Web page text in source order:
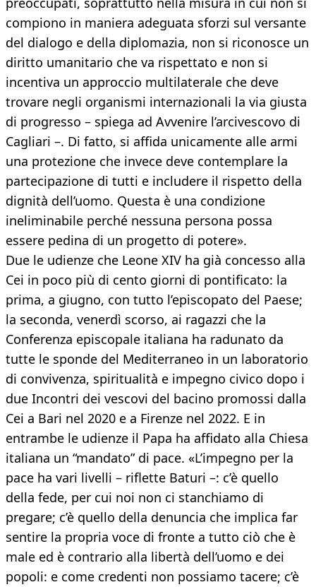
compiono in maniera adeguata sforzi sul versante
del dialogo e della diplomazia, non si riconosce un
diritto umanitario che va rispettato e non si
incentiva un approccio multilaterale che deve
trovare negli organismi internazionali la via giusta
di progresso – spiega ad Avvenire l’arcivescovo di
Cagliari –. Di fatto, si affida unicamente alle armi
una protezione che invece deve contemplare la
partecipazione di tutti e includere il rispetto della
dignità dell’uomo. Questa è una condizione
ineliminabile perché nessuna persona possa
essere pedina di un progetto di potere».
Due le udienze che Leone XIV ha già concesso alla
Cei in poco più di cento giorni di pontificato: la
prima, a giugno, con tutto l’episcopato del Paese;
la seconda, venerdì scorso, ai ragazzi che la
Conferenza episcopale italiana ha radunato da
tutte le sponde del Mediterraneo in un laboratorio
di convivenza, spiritualità e impegno civico dopo i
due Incontri dei vescovi del bacino promossi dalla
Cei a Bari nel 2020 e a Firenze nel 2022. E in
entrambe le udienze il Papa ha affidato alla Chiesa
italiana un “mandato” di pace. «L’impegno per la
pace ha vari livelli – riflette Baturi –: c’è quello
della fede, per cui noi non ci stanchiamo di
pregare; c’è quello della denuncia che implica far
sentire la propria voce di fronte a tutto ciò che è
male ed è contrario alla libertà dell’uomo e dei
popoli: e come credenti non possiamo tacere; c’è